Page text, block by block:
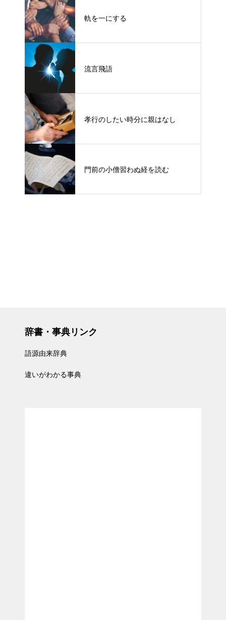
軌を一にする
流言飛語
孝行のしたい時分に親はなし
門前の小僧習わぬ経を読む
辞書・事典リンク
語源由来辞典
違いがわかる事典